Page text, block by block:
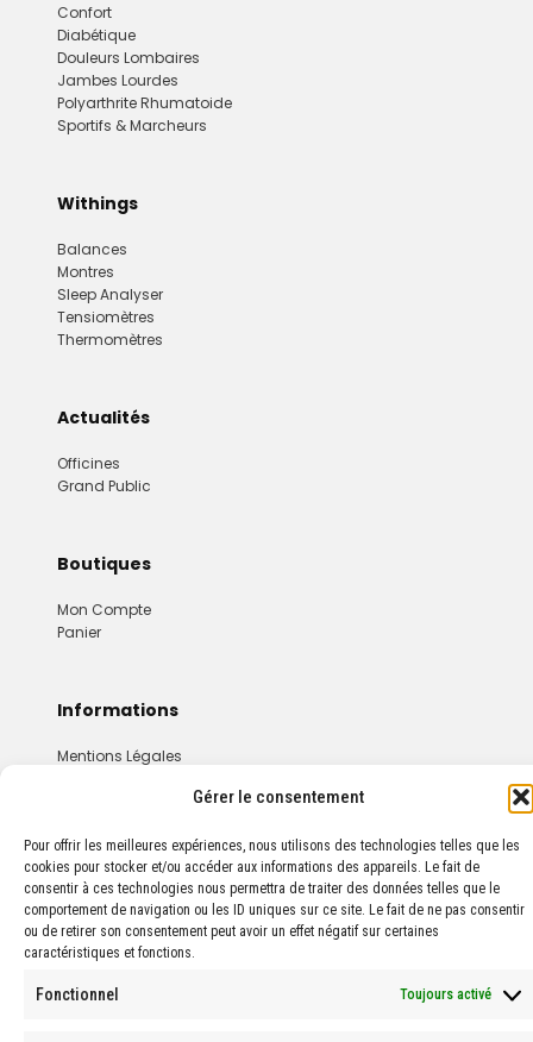
Gérer le consentement
Pour offrir les meilleures expériences, nous utilisons des technologies telles que les
cookies pour stocker et/ou accéder aux informations des appareils. Le fait de
consentir à ces technologies nous permettra de traiter des données telles que le
comportement de navigation ou les ID uniques sur ce site. Le fait de ne pas consentir
ou de retirer son consentement peut avoir un effet négatif sur certaines
caractéristiques et fonctions.
Fonctionnel Toujours activé
Confort
Diabétique
Douleurs Lombaires
Jambes Lourdes
Polyarthrite Rhumatoide
Sportifs & Marcheurs
Withings
Balances
Montres
Sleep Analyser
Tensiomètres
Thermomètres
Actualités
Officines
Grand Public
Boutiques
Mon Compte
Panier
Informations
Mentions Légales
© 2024 PROPHARMA — Tous droits réservés.